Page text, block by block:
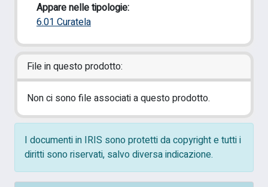
Appare nelle tipologie:
6.01 Curatela
File in questo prodotto:
Non ci sono file associati a questo prodotto.
I documenti in IRIS sono protetti da copyright e tutti i
diritti sono riservati, salvo diversa indicazione.